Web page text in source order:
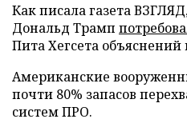
Как писала газета
Дональд Трамп
Пита Хегсета объяснений
Американские
почти 80% запасов
систем ПРО.